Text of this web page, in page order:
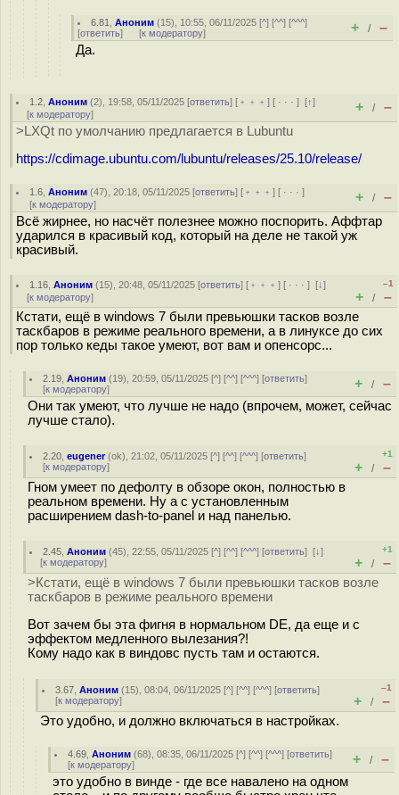
6.81 ,Аноним (15), 10:55, 06/11/2025 [^] [^^] [^^^]
[ответить] [к модератору] + / –
Да.
1.2 ,Аноним (2), 19:58, 05/11/2025 [ответить] [ ﹢﹢﹢] [ · · ·][↑]
[к модератору] + / –
>LXQt по умолчанию предлагается в Lubuntu
https://cdimage.ubuntu.com/lubuntu/releases/25.10/release/
1.6 ,Аноним (47), 20:18, 05/11/2025 [ответить] [ ﹢﹢﹢] [ · · ·]
[к модератору] + / –
Всё жирнее, но насчёт полезнее можно поспорить. Аффтар
ударился в красивый код, который на деле не такой уж
красивый.
1.16 ,Аноним (15), 20:48, 05/11/2025 [ответить] [ ﹢﹢﹢] [ · · ·][↓]
[к модератору]
–1
+ / –
Кстати, ещё в windows 7 были превьюшки тасков возле
таскбаров в режиме реального времени, а в линуксе до сих
пор только кеды такое умеют, вот вам и опенсорс...
2.19 ,Аноним (19), 20:59, 05/11/2025 [^] [^^] [^^^] [ответить]
[к модератору] + / –
Они так умеют, что лучше не надо (впрочем, может, сейчас
лучше стало).
2.20 ,eugener(ok), 21:02, 05/11/2025 [^] [^^] [^^^] [ответить]
[к модератору]
+1
+ / –
Гном умеет по дефолту в обзоре окон, полностью в
реальном времени. Ну а с установленным
расширением dash-to-panel и над панелью.
2.45 ,Аноним (45), 22:55, 05/11/2025 [^] [^^] [^^^] [ответить][↓]
[к модератору]
+1
+ / –
>Кстати, ещё в windows 7 были превьюшки тасков возле
таскбаров в режиме реального времени
Вот зачем бы эта фигня в нормальном DE, да еще и с
эффектом медленного вылезания?!
Кому надо как в виндовс пусть там и остаются.
3.67 ,Аноним (15), 08:04, 06/11/2025 [^] [^^] [^^^] [ответить]
[к модератору]
–1
+ / –
Это удобно, и должно включаться в настройках.
4.69 ,Аноним (68), 08:35, 06/11/2025 [^] [^^] [^^^] [ответить]
[к модератору] + / –
это удобно в винде - где все навалено на одном